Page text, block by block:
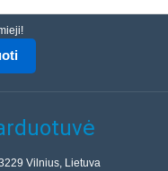
Vilnius, Lietuva